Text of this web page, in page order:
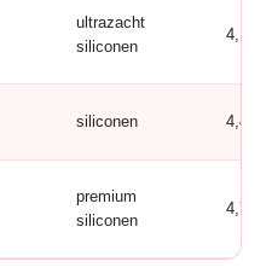
ultrazacht
siliconen
4,1
siliconen 4,4
premium
siliconen
4,7